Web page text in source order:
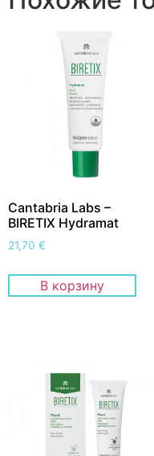
Cantabria Labs –
BIRETIX Hydramat
21,70 €
В корзину